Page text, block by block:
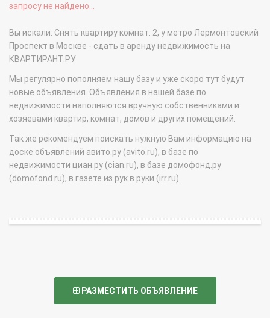
запросу не найдено...
Вы искали: Снять квартиру комнат: 2, у метро Лермонтовский
Проспект в Москве - сдать в аренду недвижимость на
КВАРТИРАНТ.РУ
Мы регулярно пополняем нашу базу и уже скоро тут будут
новые объявления. Объявления в нашей базе по
недвижимости наполняются вручную собственниками и
хозяевами квартир, комнат, домов и других помещений.
Так же рекомендуем поискать нужную Вам информацию на
доске объявлений авито.ру (avito.ru), в базе по
недвижимости циан.ру (cian.ru), в базе домофонд.ру
(domofond.ru), в газете из рук в руки (irr.ru).
РАЗМЕСТИТЬ ОБЪЯВЛЕНИЕ